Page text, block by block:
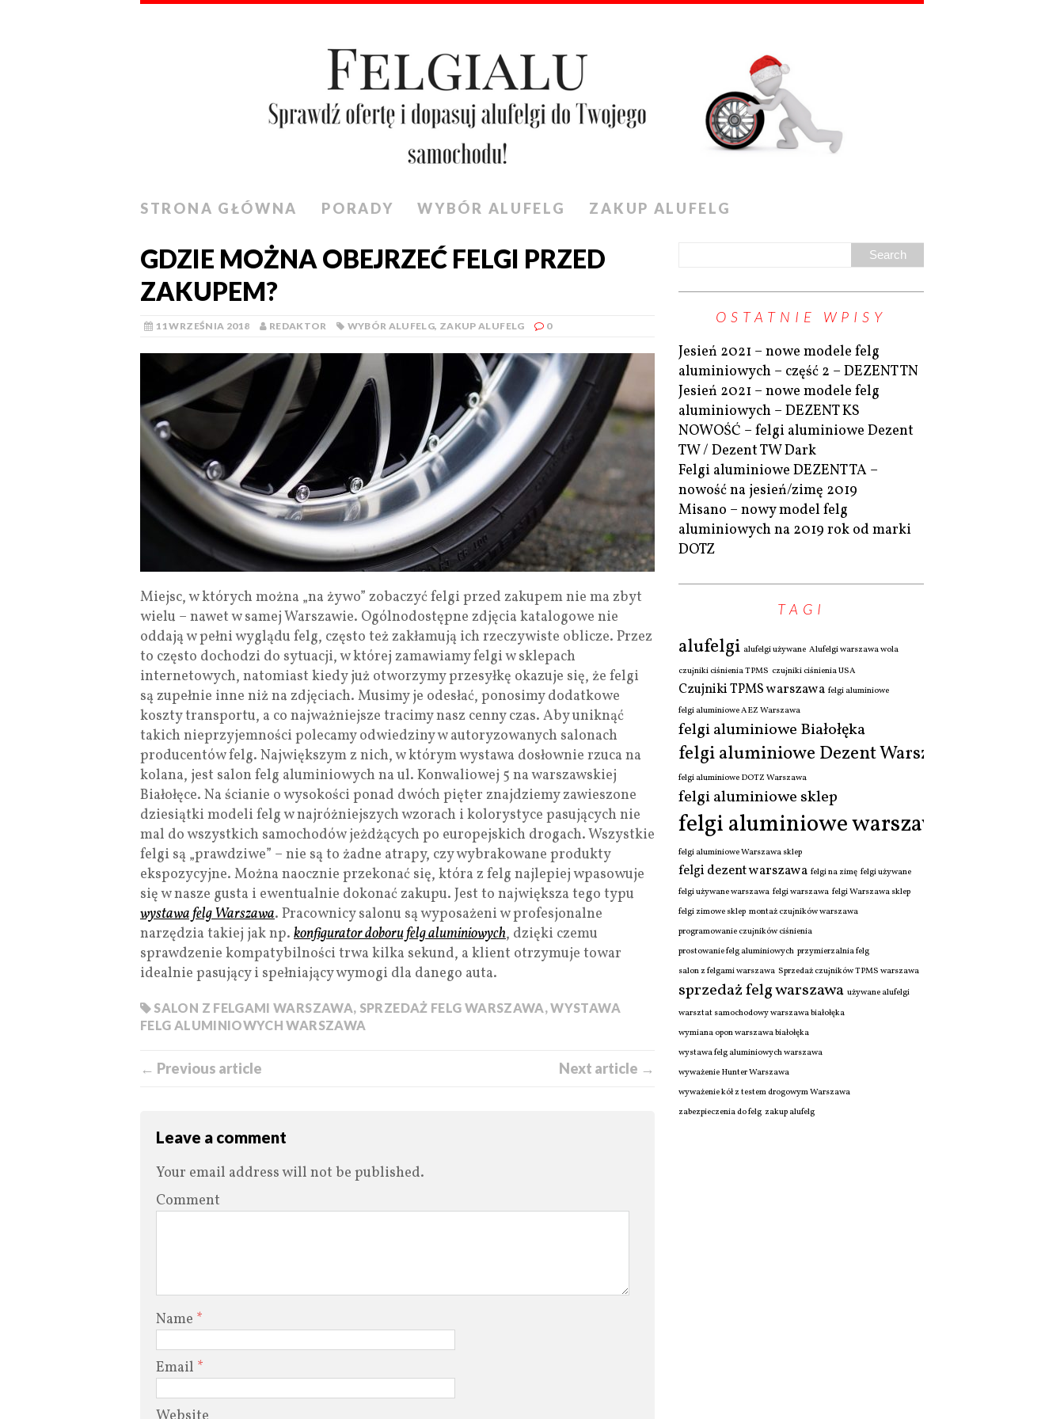
STRONA GŁÓWNA PORADY WYBÓR ALUFELG ZAKUP ALUFELG
GDZIE MOŻNA OBEJRZEĆ FELGI PRZED
ZAKUPEM?
11 WRZEŚNIA 2018 REDAKTOR WYBÓR ALUFELG, ZAKUP ALUFELG 0
Miejsc, w których można „na żywo” zobaczyć felgi przed zakupem nie ma zbyt
wielu – nawet w samej Warszawie. Ogólnodostępne zdjęcia katalogowe nie
oddają w pełni wyglądu felg, często też zakłamują ich rzeczywiste oblicze. Przez
to często dochodzi do sytuacji, w której zamawiamy felgi w sklepach
internetowych, natomiast kiedy już otworzymy przesyłkę okazuje się, że felgi
są zupełnie inne niż na zdjęciach. Musimy je odesłać, ponosimy dodatkowe
koszty transportu, a co najważniejsze tracimy nasz cenny czas. Aby uniknąć
takich nieprzyjemności polecamy odwiedziny w autoryzowanych salonach
producentów felg. Największym z nich, w którym wystawa dosłownie rzuca na
kolana, jest salon felg aluminiowych na ul. Konwaliowej 5 na warszawskiej
Białołęce. Na ścianie o wysokości ponad dwóch pięter znajdziemy zawieszone
dziesiątki modeli felg w najróżniejszych wzorach i kolorystyce pasujących nie
mal do wszystkich samochodów jeżdżących po europejskich drogach. Wszystkie
felgi są „prawdziwe” – nie są to żadne atrapy, czy wybrakowane produkty
ekspozycyjne. Można naocznie przekonać się, która z felg najlepiej wpasowuje
się w nasze gusta i ewentualnie dokonać zakupu. Jest to największa tego typu
wystawa felg Warszawa. Pracownicy salonu są wyposażeni w profesjonalne
narzędzia takiej jak np. konfigurator doboru felg aluminiowych, dzięki czemu
sprawdzenie kompatybilności trwa kilka sekund, a klient otrzymuje towar
idealnie pasujący i spełniający wymogi dla danego auta.
SALON Z FELGAMI WARSZAWA, SPRZEDAŻ FELG WARSZAWA,WYSTAWA
FELG ALUMINIOWYCH WARSZAWA
← Previous article Next article →
Leave a comment
Your email address will not be published.
Comment
Name *
Email *
OSTATNIE WPISY
Jesień 2021 – nowe modele felg
aluminiowych – część 2 – DEZENT TN
Jesień 2021 – nowe modele felg
aluminiowych – DEZENT KS
NOWOŚĆ – felgi aluminiowe Dezent
TW / Dezent TW Dark
Felgi aluminiowe DEZENT TA –
nowość na jesień/zimę 2019
Misano – nowy model felg
aluminiowych na 2019 rok od marki
DOTZ
TAGI
alufelgi alufelgi używane Alufelgi warszawa wola
czujniki ciśnienia TPMS czujniki ciśnienia USA
Czujniki TPMS warszawa felgi aluminiowe
felgi aluminiowe AEZ Warszawa
felgi aluminiowe Białołęka
felgi aluminiowe Dezent Warszawa
felgi aluminiowe DOTZ Warszawa
felgi aluminiowe sklep
felgi aluminiowe warszawa
felgi aluminiowe Warszawa sklep
felgi dezent warszawa felgi na zimę felgi używane
felgi używane warszawa felgi warszawa felgi Warszawa sklep
felgi zimowe sklep montaż czujników warszawa
programowanie czujników ciśnienia
prostowanie felg aluminiowych przymierzalnia felg
salon z felgami warszawa Sprzedaż czujników TPMS warszawa
sprzedaż felg warszawa używane alufelgi
warsztat samochodowy warszawa białołęka
wymiana opon warszawa białołęka
wystawa felg aluminiowych warszawa
wyważenie Hunter Warszawa
wyważenie kół z testem drogowym Warszawa
zabezpieczenia do felg zakup alufelg